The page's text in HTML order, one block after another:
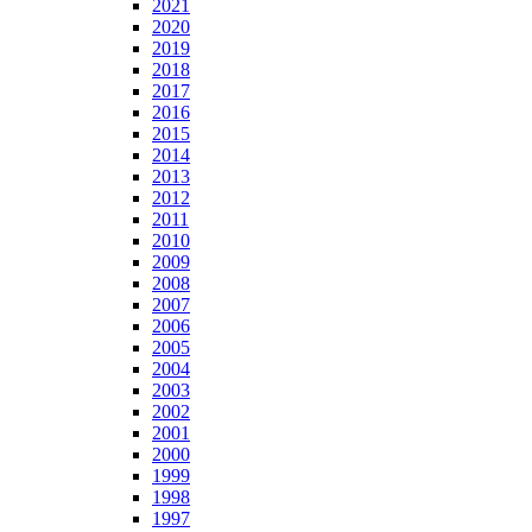
2021
2020
2019
2018
2017
2016
2015
2014
2013
2012
2011
2010
2009
2008
2007
2006
2005
2004
2003
2002
2001
2000
1999
1998
1997